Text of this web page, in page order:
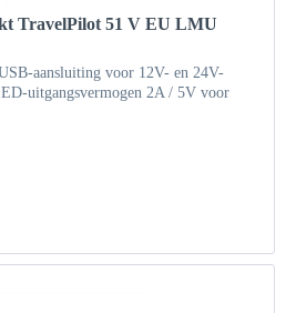
TravelPilot 51 V EU LMU
aansluiting voor 12V- en 24V-
uitgangsvermogen 2A / 5V voor